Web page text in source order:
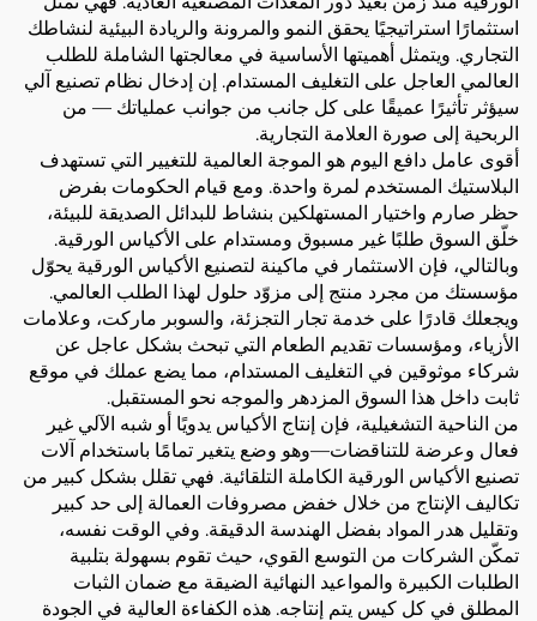
استثمارًا استراتيجيًا يحقق النمو والمرونة والريادة البيئية لنشاطك
التجاري. ويتمثل أهميتها الأساسية في معالجتها الشاملة للطلب
العالمي العاجل على التغليف المستدام. إن إدخال نظام تصنيع آلي
سيؤثر تأثيرًا عميقًا على كل جانب من جوانب عملياتك — من
الربحية إلى صورة العلامة التجارية.
أقوى عامل دافع اليوم هو الموجة العالمية للتغيير التي تستهدف
البلاستيك المستخدم لمرة واحدة. ومع قيام الحكومات بفرض
حظر صارم واختيار المستهلكين بنشاط للبدائل الصديقة للبيئة،
خلّق السوق طلبًا غير مسبوق ومستدام على الأكياس الورقية.
وبالتالي، فإن الاستثمار في ماكينة لتصنيع الأكياس الورقية يحوّل
مؤسستك من مجرد منتج إلى مزوّد حلول لهذا الطلب العالمي.
ويجعلك قادرًا على خدمة تجار التجزئة، والسوبر ماركت، وعلامات
الأزياء، ومؤسسات تقديم الطعام التي تبحث بشكل عاجل عن
شركاء موثوقين في التغليف المستدام، مما يضع عملك في موقع
ثابت داخل هذا السوق المزدهر والموجه نحو المستقبل.
من الناحية التشغيلية، فإن إنتاج الأكياس يدويًا أو شبه الآلي غير
فعال وعرضة للتناقضات—وهو وضع يتغير تمامًا باستخدام آلات
تصنيع الأكياس الورقية الكاملة التلقائية. فهي تقلل بشكل كبير من
تكاليف الإنتاج من خلال خفض مصروفات العمالة إلى حد كبير
وتقليل هدر المواد بفضل الهندسة الدقيقة. وفي الوقت نفسه،
تمكّن الشركات من التوسع القوي، حيث تقوم بسهولة بتلبية
الطلبات الكبيرة والمواعيد النهائية الضيقة مع ضمان الثبات
المطلق في كل كيس يتم إنتاجه. هذه الكفاءة العالية في الجودة